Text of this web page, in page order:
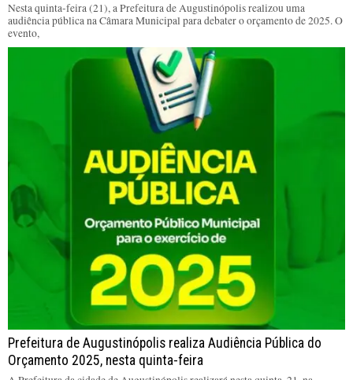
Nesta quinta-feira (21), a Prefeitura de Augustinópolis realizou uma
audiência pública na Câmara Municipal para debater o orçamento de 2025. O
evento,
Prefeitura de Augustinópolis realiza Audiência Pública do
Orçamento 2025, nesta quinta-feira